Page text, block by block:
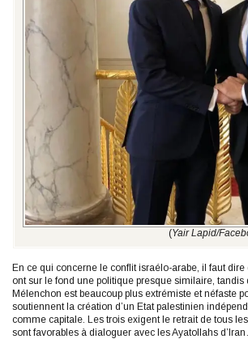
(Yair Lapid/
En ce qui concerne le conflit israélo-arabe, il faut dire
ont sur le fond une politique presque similaire, tandis
Mélenchon est beaucoup plus extrémiste et néfaste
soutiennent la création d’un Etat palestinien
comme capitale. Les trois exigent le retrait de tous
sont favorables à dialoguer avec les Ayatollahs